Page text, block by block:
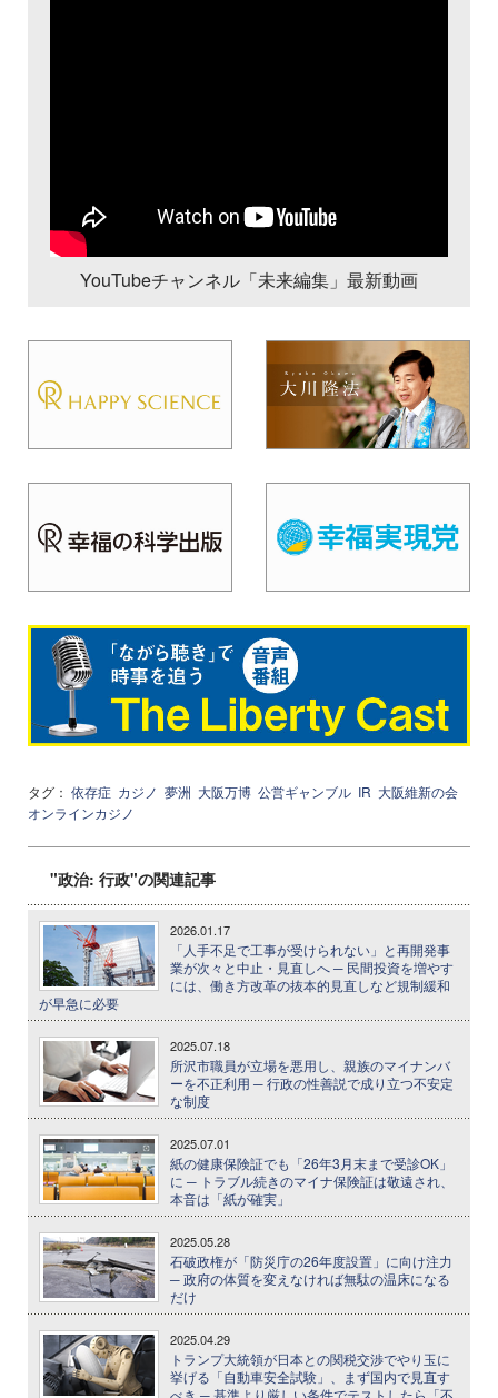
YouTubeチャンネル「未来編集」最新動画
タグ： 依存症 カジノ 夢洲 大阪万博 公営ギャンブル IR 大阪維新の会
オンラインカジノ
"政治: 行政"の関連記事
2026.01.17
「人手不足で工事が受けられない」と再開発事
業が次々と中止・見直しへ ─ 民間投資を増やす
には、働き方改革の抜本的見直しなど規制緩和
が早急に必要
2025.07.18
所沢市職員が立場を悪用し、親族のマイナンバ
ーを不正利用 ─ 行政の性善説で成り立つ不安定
な制度
2025.07.01
紙の健康保険証でも「26年3月末まで受診OK」
に ─ トラブル続きのマイナ保険証は敬遠され、
本音は「紙が確実」
2025.05.28
石破政権が「防災庁の26年度設置」に向け注力
─ 政府の体質を変えなければ無駄の温床になる
だけ
2025.04.29
トランプ大統領が日本との関税交渉でやり玉に
挙げる「自動車安全試験」、まず国内で見直す
べき ─ 基準より厳しい条件でテストしたら「不